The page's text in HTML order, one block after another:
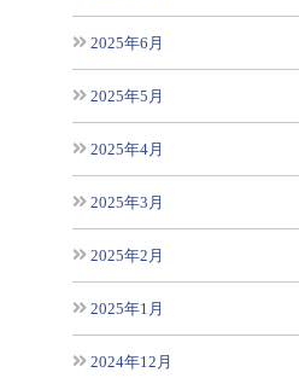
2025年6月
2025年5月
2025年4月
2025年3月
2025年2月
2025年1月
2024年12月